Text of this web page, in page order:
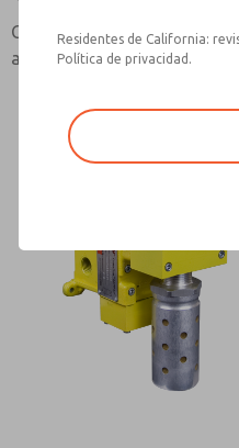
Categoría de seguridad 4
automático
Contact
Residentes de California:
Política de privacidad.